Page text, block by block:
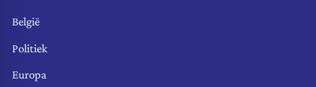
België
Politiek
Europa